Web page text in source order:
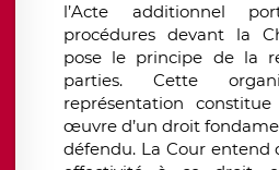
l’Acte additionnel
procédures devant la
pose le principe de la
parties. Cette
représentation
œuvre d’un droit
défendu. La Cour entend